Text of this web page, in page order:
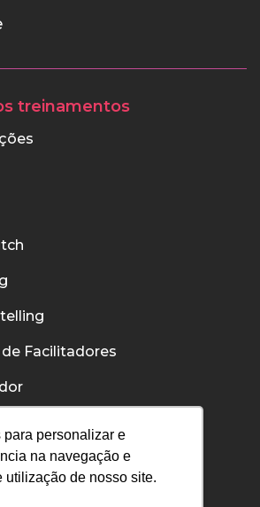
personalizar e
na navegação e
utilização de nosso site.
treinamentos
Facilitadores
Interpessoal